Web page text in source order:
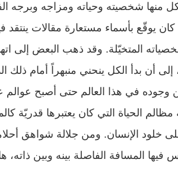
منها شخصيته وحياته ومزاجه وبرجه
كان يوقّع بأسماء مستعارة مقالات
المتخيّلة. وقد ذهب البعض إلى
إلى أن بدأ الكل ينحني منبهراً أمام ذلك
وجوده في هذا العالم حتى أصبح عوالم
مظالم الحياة التي كان يعتبرها قدريّة
خلود الإنسان. ومن جلالة شواهق
فيها المسافة الفاصلة بينه وبين ذاته،